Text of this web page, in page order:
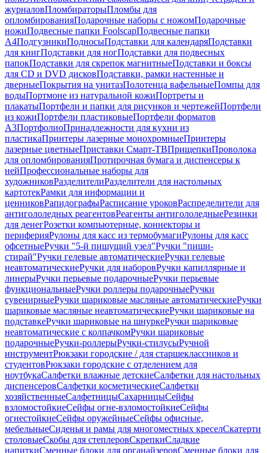
журналовПломбираторыПломбы для
опломбированияПодарочные наборы с ножомПодарочные
ножиПодвесные папки FoolscapПодвесные папки
А4ПодгузникиПодносыПодставки для календаряПодставки
для книгПодставки для ногПодставки для подвесных
папокПодставки для скрепок магнитныеПодставки и боксы
для CD и DVD дисковПодставки, рамки настенные и
дверныеПокрытия на унитазПолотенца вафельныеПомпы для
водыПортмоне из натуральной кожиПортреты и
плакатыПортфели и папки для рисунков и чертежейПортфели
из кожиПортфели пластиковыеПортфели форматов
А3ПортфолиоПринадлежности для кухни из
пластикаПринтеры лазерные монохромныеПринтеры
лазерные цветныеПриставки Смарт-ТВПрищепкиПроволока
для опломбированияПротирочная бумага и диспенсеры к
нейПрофессиональные наборы для
художниковРазделителиРазделители для настольных
картотекРамки для информации и
ценниковРапидографыРасписание уроковРаспределители для
антигололедных реагентовРеагенты антигололедныеРезинки
для денегРозетки компьютерные, коннекторы и
периферияРулоны для касс из термобумагиРулоны для касс
офсетныеРучки "5-й пишущий узел"Ручки "пиши-
стирай"Ручки гелевые автоматическиеРучки гелевые
неавтоматическиеРучки для наборовРучки капиллярные и
линерыРучки перьевые подарочныеРучки перьевые
функциональныеРучки роллеры подарочныеРучки
сувенирныеРучки шариковые масляные автоматическиеРучки
шариковые масляные неавтоматическиеРучки шариковые на
подставкеРучки шариковые на шнуркеРучки шариковые
неавтоматические с колпачкомРучки шариковые
подарочныеРучки-роллерыРучки-стилусыРучной
инструментРюкзаки городские / для старшеклассников и
студентовРюкзаки городские с отделением для
ноутбукаСалфетки влажные детскиеСалфетки для настольных
диспенсеровСалфетки косметическиеСалфетки
хозяйственныеСалфетницыСахарницыСейфы
взломостойкиеСейфы огне-взломостойкиеСейфы
огнестойкиеСейфы оружейныеСейфы офисные,
мебельныеСиденья и рамы для многоместных креселСкатерти
столовыеСкобы для степлеровСкрепкиСладкие
напиткиСменные блоки для органайзеровСменные блоки для